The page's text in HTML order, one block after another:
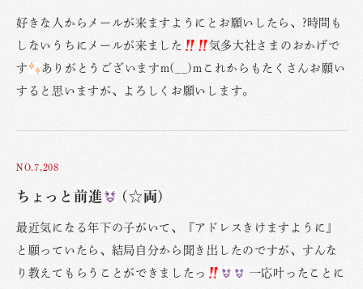
好きな人からメールが来ますようにとお願いしたら、?時間も
しないうちにメールが来ました
気多大社さまのおかげで
す
ありがとうございますm(__)mこれからもたくさんお願い
すると思いますが、よろしくお願いします。
NO.7,208
ちょっと前進 (☆両)
最近気になる年下の子がいて、『アドレスきけますように』
と願っていたら、結局自分から聞き出したのですが、すんな
り教えてもらうことができましたっ
一応叶ったことに